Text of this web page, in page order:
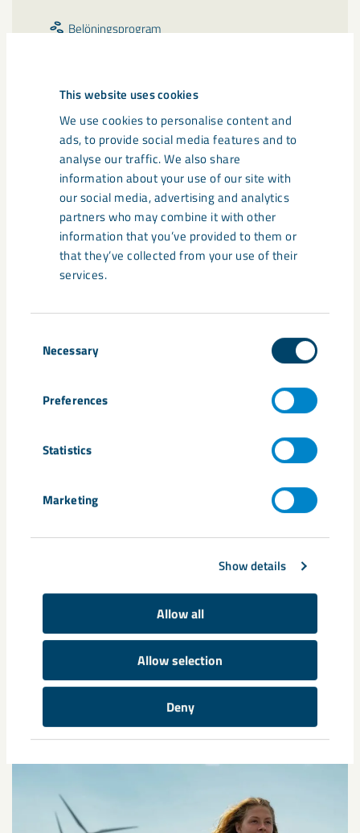
This website uses cookies
We use cookies to personalise content and
ads, to provide social media features and to
analyse our traffic. We also share
information about your use of our site with
our social media, advertising and analytics
partners who may combine it with other
information that you’ve provided to them or
that they’ve collected from your use of their
services.
Selection
Necessary
Preferences
Statistics
Marketing
Show details
Allow all
Allow selection
Deny
Belöningsprogram
Ersättning för tandvård samt skydds- och
terminalglasögon
Möjlighet att ansöka om stipendier vid studier både
för dig och dina barn
Möjlighet att ansluta sig till vårt pensions- och
försäkringsprogram med förmånliga priser
Hjälp och stöd vid sjukdom eller i frågor om
arbetsmiljö, hälsa, friskvård och rehabilitering
av din ordinarie lön i upp till sex månader (efter
anställning i ett år)
Fri träning på LKAB:s egna gym samt hos våra
samarbetspartners på verksamhetsorterna i
Friskvårdsbidrag och studiestöd samt tillgång till
konstförening, fritidsförening, fjällstugor och
familjeaktiviteter